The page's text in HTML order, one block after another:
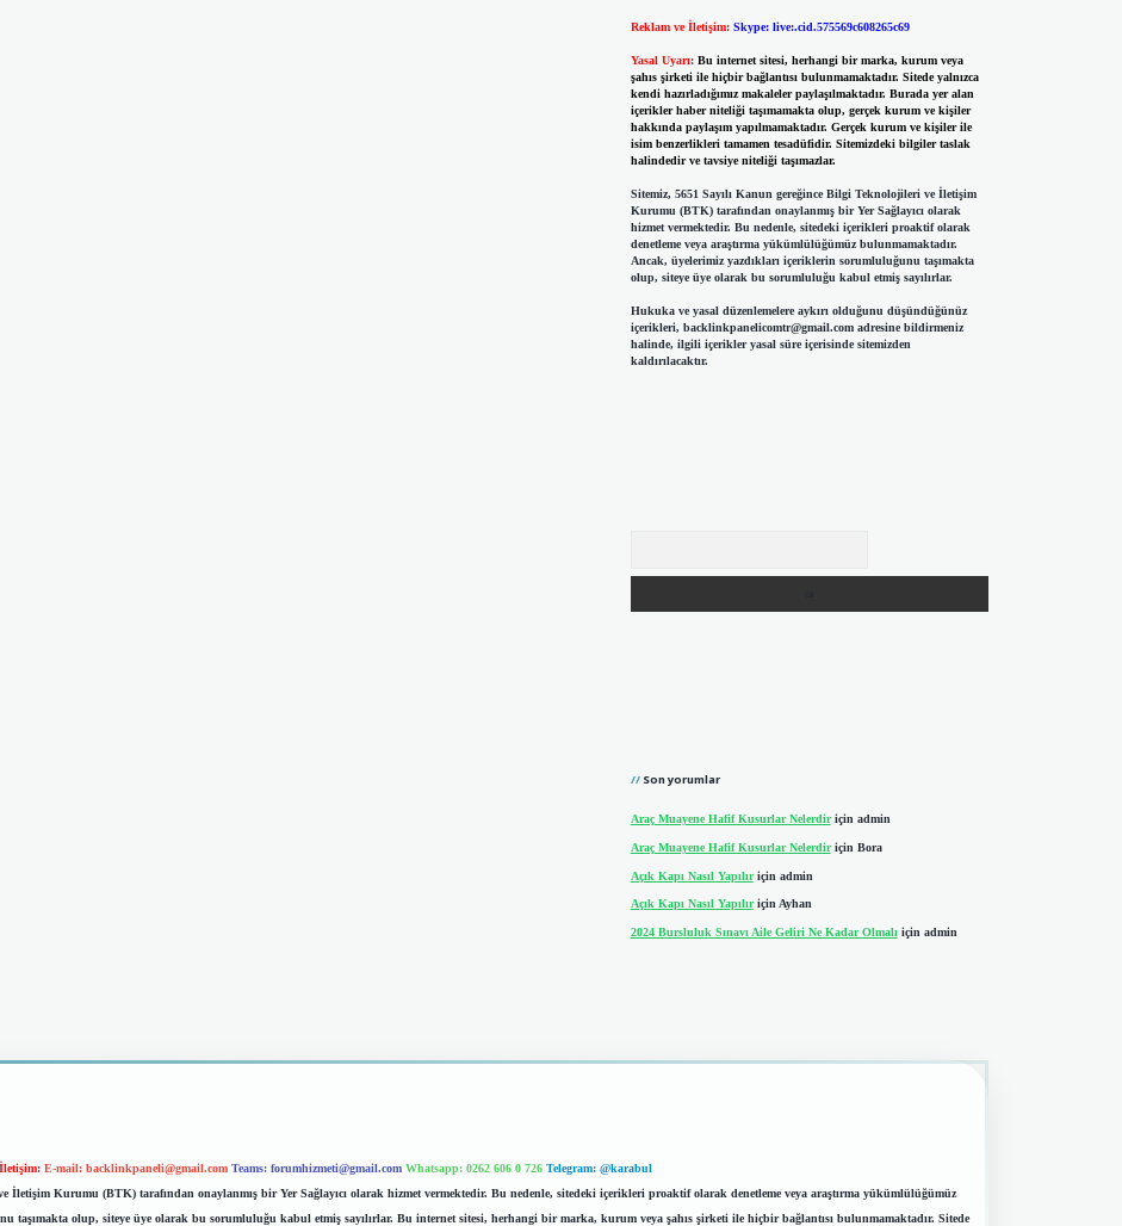
Reklam ve İletişim: Skype: live:.cid.575569c608265c69
Yasal Uyarı: Bu internet sitesi, herhangi bir marka, kurum veya
şahıs şirketi ile hiçbir bağlantısı bulunmamaktadır. Sitede yalnızca
kendi hazırladığımız makaleler paylaşılmaktadır. Burada yer alan
içerikler haber niteliği taşımamakta olup, gerçek kurum ve kişiler
hakkında paylaşım yapılmamaktadır. Gerçek kurum ve kişiler ile
isim benzerlikleri tamamen tesadüfidir. Sitemizdeki bilgiler taslak
halindedir ve tavsiye niteliği taşımazlar.
Sitemiz, 5651 Sayılı Kanun gereğince Bilgi Teknolojileri ve İletişim
Kurumu (BTK) tarafından onaylanmış bir Yer Sağlayıcı olarak
hizmet vermektedir. Bu nedenle, sitedeki içerikleri proaktif olarak
denetleme veya araştırma yükümlülüğümüz bulunmamaktadır.
Ancak, üyelerimiz yazdıkları içeriklerin sorumluluğunu taşımakta
olup, siteye üye olarak bu sorumluluğu kabul etmiş sayılırlar.
Hukuka ve yasal düzenlemelere aykırı olduğunu düşündüğünüz
içerikleri, backlinkpanelicomtr@gmail.comadresine bildirmeniz
halinde, ilgili içerikler yasal süre içerisinde sitemizden
kaldırılacaktır.
Son yorumlar
Araç Muayene Hafif Kusurlar Nelerdiriçin admin
Araç Muayene Hafif Kusurlar Nelerdiriçin Bora
Açık Kapı Nasıl Yapılıriçin admin
Açık Kapı Nasıl Yapılıriçin Ayhan
2024 Bursluluk Sınavı Aile Geliri Ne Kadar Olmalıiçin admin
E-mail: backlinkpaneli@gmail.com Teams: forumhizmeti@gmail.com Whatsapp: 0262 606 0 726 Telegram: @karabul
İletişim Kurumu (BTK) tarafından onaylanmış bir Yer Sağlayıcı olarak hizmet vermektedir. Bu nedenle, sitedeki içerikleri proaktif olarak denetleme veya araştırma yükümlülüğümüz
taşımakta olup, siteye üye olarak bu sorumluluğu kabul etmiş sayılırlar. Bu internet sitesi, herhangi bir marka, kurum veya şahıs şirketi ile hiçbir bağlantısı bulunmamaktadır. Sitede